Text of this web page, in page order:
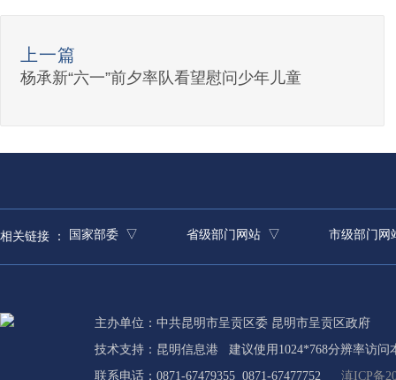
上一篇
杨承新“六一”前夕率队看望慰问少年儿童
相关链接 ： 国家部委 ▽ 省级部门网站 ▽ 市级部门
主办单位：中共昆明市呈贡区委 昆明市呈贡区政府
技术支持： 昆明信息港 建议使用1024*768分辨率访问
联系电话：0871-67479355 0871-67477752
滇ICP备